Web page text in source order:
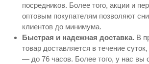
посредников. Более того, акции и
оптовым покупателям позволяют
клиентов до минимума.
Быстрая и надежная доставка. В
товар доставляется в течение
— до 76 часов. Более того, у нас вы